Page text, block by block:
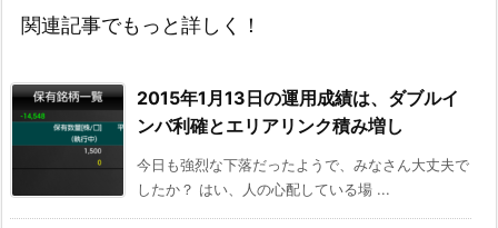
関連記事でもっと詳しく！
2015年1月13日の運用成績は、ダブルイ
ンバ利確とエリアリンク積み増し
今日も強烈な下落だったようで、みなさん大丈夫で
したか？ はい、人の心配している場 ...